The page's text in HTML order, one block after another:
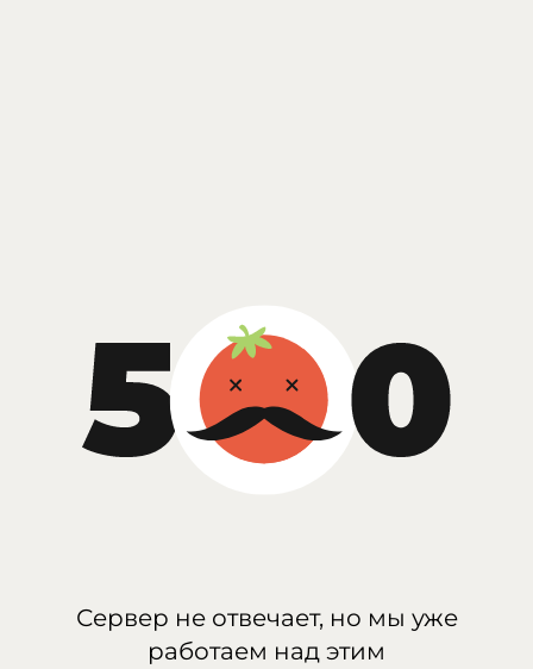
Сервер не отвечает, но мы уже
работаем над этим